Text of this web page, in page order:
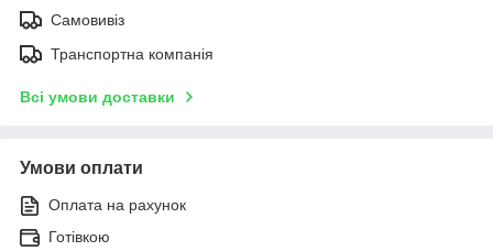
Самовивіз
Транспортна компанія
Всі умови доставки
Умови оплати
Оплата на рахунок
Готівкою